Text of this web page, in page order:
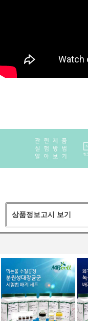
상품정보고시 보기